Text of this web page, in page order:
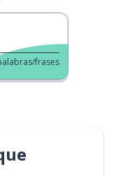
frases